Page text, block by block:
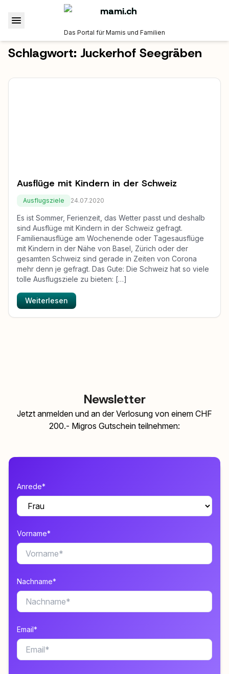
Das Portal für Mamis und Familien
Schlagwort: Juckerhof Seegräben
Ausflüge mit Kindern in der Schweiz
Ausflugsziele 24.07.2020
Es ist Sommer, Ferienzeit, das Wetter passt und deshalb
sind Ausflüge mit Kindern in der Schweiz gefragt.
Familienausflüge am Wochenende oder Tagesausflüge
mit Kindern in der Nähe von Basel, Zürich oder der
gesamten Schweiz sind gerade in Zeiten von Corona
mehr denn je gefragt. Das Gute: Die Schweiz hat so viele
tolle Ausflugsziele zu bieten: […]
Weiterlesen
Newsletter
Jetzt anmelden und an der Verlosung von einem CHF
200.- Migros Gutschein teilnehmen:
Anrede*
Vorname*
Nachname*
Email*